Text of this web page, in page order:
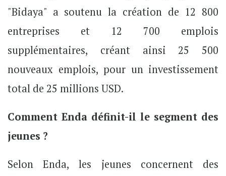
"Bidaya" a soutenu la création de 12 800
entreprises et 12 700 emplois
supplémentaires, créant ainsi 25 500
nouveaux emplois, pour un investissement
total de 25 millions USD.
Comment Enda définit-il le segment des
jeunes ?
Selon Enda, les jeunes concernent des